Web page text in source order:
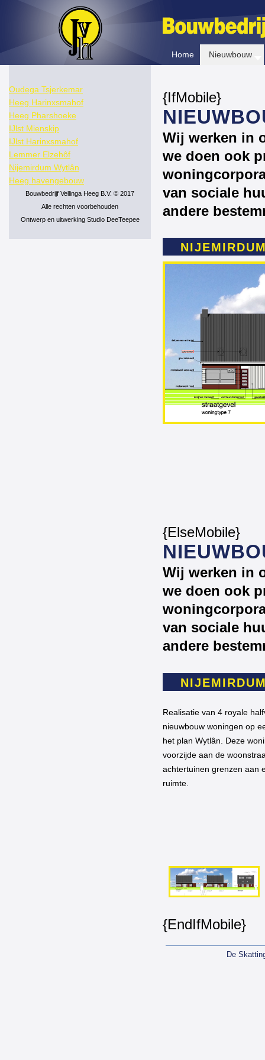
Home Nieuwbouw
Oudega Tsjerkemar
Heeg Harinxsmahof
Heeg Pharshoeke
IJlst Mienskip
IJlst Harinxsmahof
Lemmer Elzehôf
Nijemirdum Wytlân
Heeg havengebouw
Bouwbedrijf Vellinga Heeg B.V. © 2017
Alle rechten voorbehouden
Ontwerp en uitwerking Studio DeeTeepee
{IfMobile}
Wij werken in
we doen ook
van sociale
andere
{ElseMobile}
Wij werken in
we doen ook
van sociale
andere
Realisatie van 4 royale
nieuwbouw woningen op
het plan Wytlân. Deze
voorzijde aan de
achtertuinen grenzen aan
ruimte.
{EndIfMobile}
De